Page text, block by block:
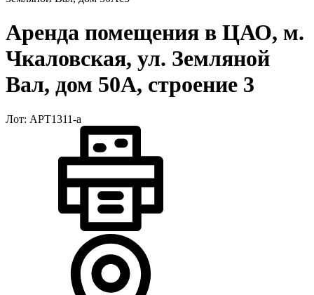
Аренда помещения в ЦАО, м.
Чкаловская, ул. Земляной
Вал, дом 50А, строение 3
Лот: АРТ1311-a